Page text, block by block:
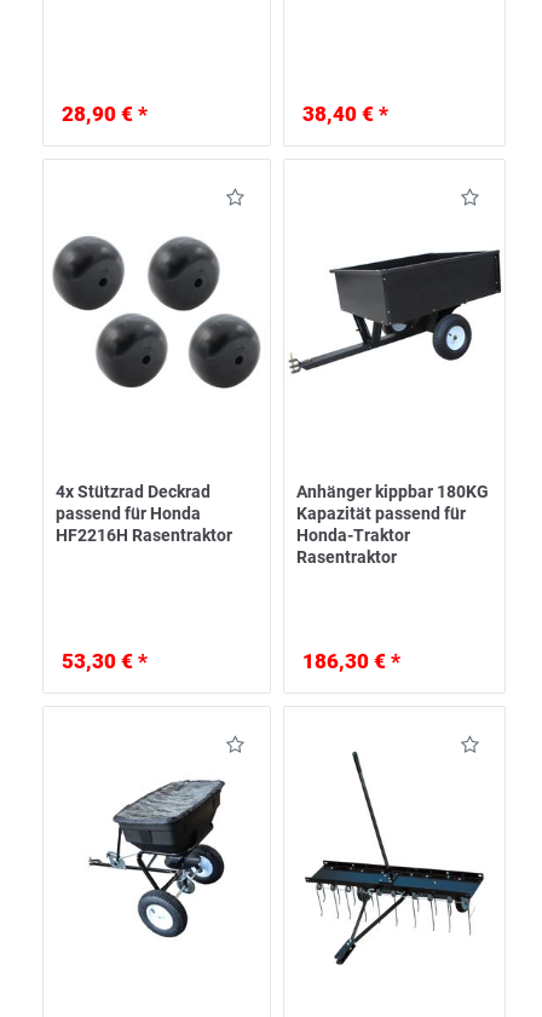
28,90 € * 38,40 € *
4x Stützrad Deckrad
passend für Honda
HF2216H Rasentraktor
53,30 € *
Anhänger kippbar 180KG
Kapazität passend für
Honda-Traktor
Rasentraktor
186,30 € *